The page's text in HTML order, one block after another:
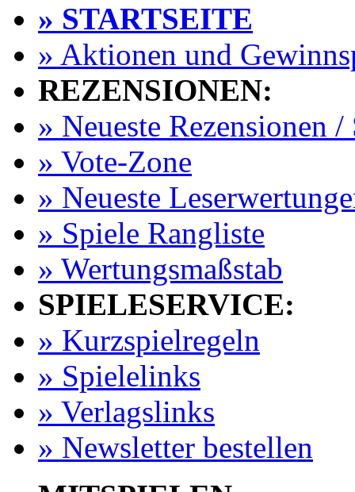
» STARTSEITE
» Aktionen und
REZENSIONEN:
» Neueste Rezensionen /
» Vote-Zone
» Neueste
» Spiele Rangliste
» Wertungsmaßstab
SPIELESERVICE:
» Kurzspielregeln
» Spielelinks
» Verlagslinks
» Newsletter bestellen